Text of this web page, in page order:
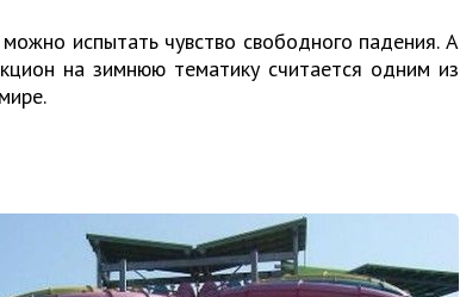
испытать чувство свободного падения. А
на зимнюю тематику считается одним из